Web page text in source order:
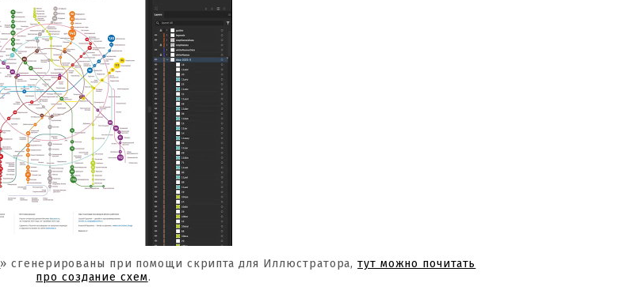
» сгенерированы при помощи скрипта для Иллюстратора,тут можно почитать
про создание схем.